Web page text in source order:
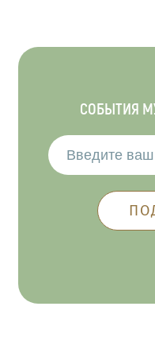
СОБЫТИЯ